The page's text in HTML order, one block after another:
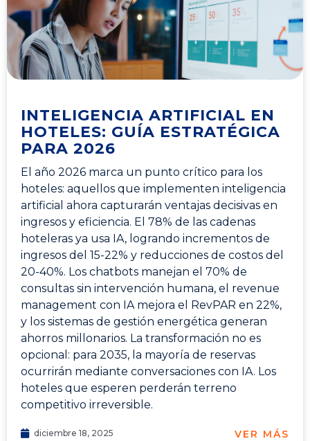
INTELIGENCIA ARTIFICIAL EN
HOTELES: GUÍA ESTRATÉGICA
PARA 2026
El año 2026 marca un punto crítico para los
hoteles: aquellos que implementen inteligencia
artificial ahora capturarán ventajas decisivas en
ingresos y eficiencia. El 78% de las cadenas
hoteleras ya usa IA, logrando incrementos de
ingresos del 15-22% y reducciones de costos del
20-40%. Los chatbots manejan el 70% de
consultas sin intervención humana, el revenue
management con IA mejora el RevPAR en 22%,
y los sistemas de gestión energética generan
ahorros millonarios. La transformación no es
opcional: para 2035, la mayoría de reservas
ocurrirán mediante conversaciones con IA. Los
hoteles que esperen perderán terreno
competitivo irreversible.
diciembre 18, 2025 VER MÁS